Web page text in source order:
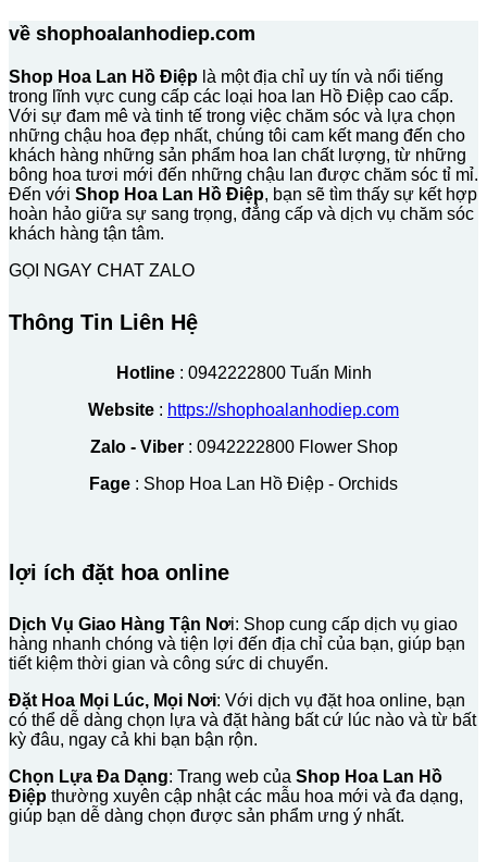
về shophoalanhodiep.com
Shop Hoa Lan Hồ Điệp là một địa chỉ uy tín và nổi tiếng
trong lĩnh vực cung cấp các loại hoa lan Hồ Điệp cao cấp.
Với sự đam mê và tinh tế trong việc chăm sóc và lựa chọn
những chậu hoa đẹp nhất, chúng tôi cam kết mang đến cho
khách hàng những sản phẩm hoa lan chất lượng, từ những
bông hoa tươi mới đến những chậu lan được chăm sóc tỉ mỉ.
Đến với Shop Hoa Lan Hồ Điệp, bạn sẽ tìm thấy sự kết hợp
hoàn hảo giữa sự sang trọng, đẳng cấp và dịch vụ chăm sóc
khách hàng tận tâm.
GỌI NGAY CHAT ZALO
Thông Tin Liên Hệ
Hotline: 0942222800 Tuấn Minh
Website : https://shophoalanhodiep.com
Zalo - Viber: 0942222800 Flower Shop
Fage : Shop Hoa Lan Hồ Điệp - Orchids
lợi ích đặt hoa online
Dịch Vụ Giao Hàng Tận Nơi: Shop cung cấp dịch vụ giao
hàng nhanh chóng và tiện lợi đến địa chỉ của bạn, giúp bạn
tiết kiệm thời gian và công sức di chuyển.
Đặt Hoa Mọi Lúc, Mọi Nơi: Với dịch vụ đặt hoa online, bạn
có thể dễ dàng chọn lựa và đặt hàng bất cứ lúc nào và từ bất
kỳ đâu, ngay cả khi bạn bận rộn.
Chọn Lựa Đa Dạng: Trang web của Shop Hoa Lan Hồ
Điệp thường xuyên cập nhật các mẫu hoa mới và đa dạng,
giúp bạn dễ dàng chọn được sản phẩm ưng ý nhất.